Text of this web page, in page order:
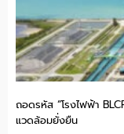
ถอดรหัส “โรงไฟฟ้า
แวดล้อมยั่งยืน